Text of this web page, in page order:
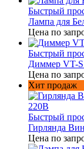
Быстрый
Лампа для
Цена по
Быстрый
Диммер VT-
Цена по
Хит продаж
Быстрый
Гирлянда
Цена по